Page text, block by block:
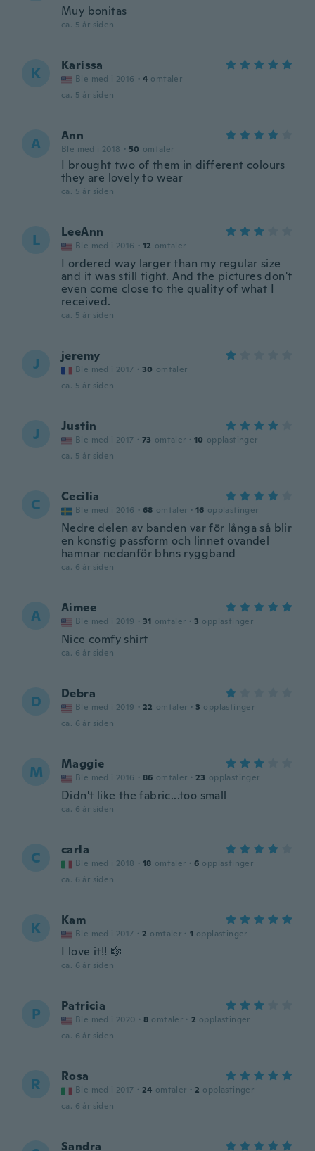
Muy bonitas
ca. 5 år siden
K Karissa
Ble med i 2016 · 4 omtaler
ca. 5 år siden
A Ann
Ble med i 2018 · 50 omtaler
I brought two of them in different colours
they are lovely to wear
ca. 5 år siden
L LeeAnn
Ble med i 2016 · 12 omtaler
I ordered way larger than my regular size
and it was still tight. And the pictures don't
even come close to the quality of what I
received.
ca. 5 år siden
J jeremy
Ble med i 2017 · 30 omtaler
ca. 5 år siden
J Justin
Ble med i 2017 · 73 omtaler · 10 opplastinger
ca. 5 år siden
C Cecilia
Ble med i 2016 · 68 omtaler · 16 opplastinger
Nedre delen av banden var för långa så blir
en konstig passform och linnet ovandel
hamnar nedanför bhns ryggband
ca. 6 år siden
A Aimee
Ble med i 2019 · 31 omtaler · 3 opplastinger
Nice comfy shirt
ca. 6 år siden
D Debra
Ble med i 2019 · 22 omtaler · 3 opplastinger
ca. 6 år siden
M Maggie
Ble med i 2016 · 86 omtaler · 23 opplastinger
Didn't like the fabric...too small
ca. 6 år siden
C carla
Ble med i 2018 · 18 omtaler · 6 opplastinger
ca. 6 år siden
K Kam
Ble med i 2017 · 2 omtaler · 1 opplastinger
I love it!! 🎼
ca. 6 år siden
P Patricia
Ble med i 2020 · 8 omtaler · 2 opplastinger
ca. 6 år siden
R Rosa
Ble med i 2017 · 24 omtaler · 2 opplastinger
ca. 6 år siden
Sandra